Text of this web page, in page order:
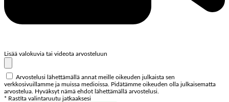
Lisää valokuvia tai videota arvosteluun
Arvostelusi lähettämällä annat meille oikeuden julkaista sen
verkkosivuillamme ja muissa medioissa. Pidätämme oikeuden olla julkaisematta
arvostelua. Hyväksyt nämä ehdot lähettämällä arvostelusi.
* Rastita valintaruutu jatkaaksesi